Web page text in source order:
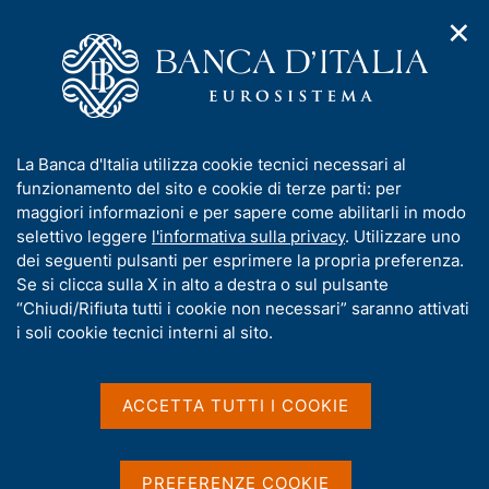
n
u
d
i
n
a
v
i
g
a
o
m
g
e
e
l
s
t
Media
Piemonte"
Presentazione del rapporto
annuale sul 2023
"L'economia del Piemonte"
20 GIUGNO 2024
Condividi
✕
I
n
f
o
r
m
a
t
La Banca d'Italia utilizza cookie tecnici necessari al
funzionamento del sito e cookie di terze parti: per
maggiori informazioni e per sapere come abilitarli in modo
selettivo leggere l'informativa sulla privacy. Utilizzare uno
dei seguenti pulsanti per esprimere la propria preferenza.
Se si clicca sulla X in alto a destra o sul pulsante
“Chiudi/Rifiuta tutti i cookie non necessari” saranno attivati
i soli cookie tecnici interni al sito.
ACCETTA TUTTI I COOKIE
PREFERENZE COOKIE